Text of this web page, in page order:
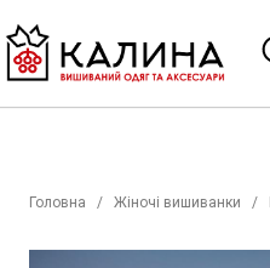
Головна Жіночі вишиванки